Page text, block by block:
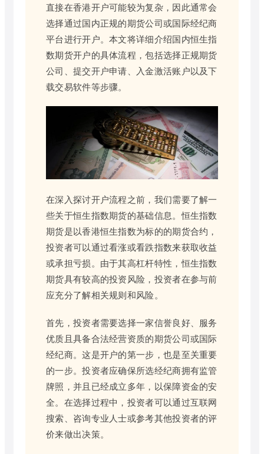
直接在香港开户可能较为复杂，因此通常会
选择通过国内正规的期货公司或国际经纪商
平台进行开户。本文将详细介绍国内恒生指
数期货开户的具体流程，包括选择正规期货
公司、提交开户申请、入金激活账户以及下
载交易软件等步骤。
在深入探讨开户流程之前，我们需要了解一
些关于恒生指数期货的基础信息。恒生指数
期货是以香港恒生指数为标的的期货合约，
投资者可以通过看涨或看跌指数来获取收益
或承担亏损。由于其高杠杆特性，恒生指数
期货具有较高的投资风险，投资者在参与前
应充分了解相关规则和风险。
首先，投资者需要选择一家信誉良好、服务
优质且具备合法经营资质的期货公司或国际
经纪商。这是开户的第一步，也是至关重要
的一步。投资者应确保所选经纪商拥有监管
牌照，并且已经成立多年，以保障资金的安
全。在选择过程中，投资者可以通过互联网
搜索、咨询专业人士或参考其他投资者的评
价来做出决策。